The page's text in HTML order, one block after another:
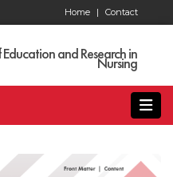
Contact
Home |
and Research in
Nursing